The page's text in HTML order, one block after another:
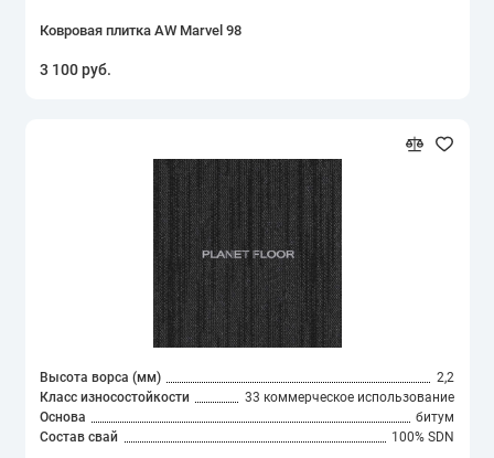
Ковровая плитка AW Marvel 98
3 100 руб.
Высота ворса (мм)
2,2
Класс износостойкости
33 коммерческое использование
Основа
битум
Состав свай
100% SDN